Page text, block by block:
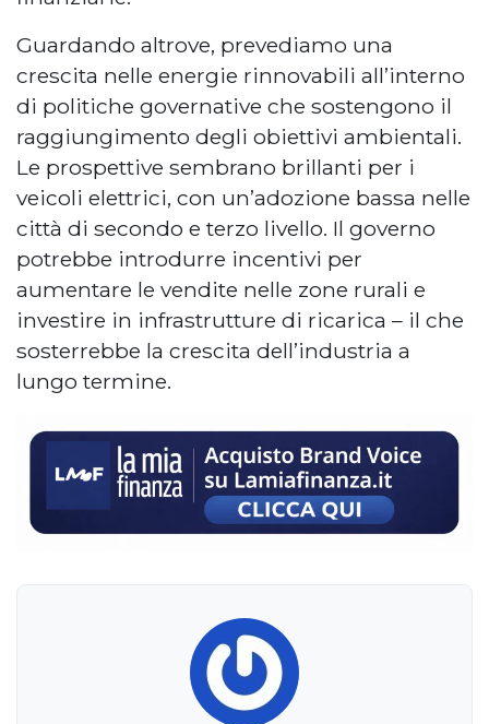
Guardando altrove, prevediamo una
crescita nelle energie rinnovabili all’interno
di politiche governative che sostengono il
raggiungimento degli obiettivi ambientali.
Le prospettive sembrano brillanti per i
veicoli elettrici, con un’adozione bassa nelle
città di secondo e terzo livello. Il governo
potrebbe introdurre incentivi per
aumentare le vendite nelle zone rurali e
investire in infrastrutture di ricarica – il che
sosterrebbe la crescita dell’industria a
lungo termine.